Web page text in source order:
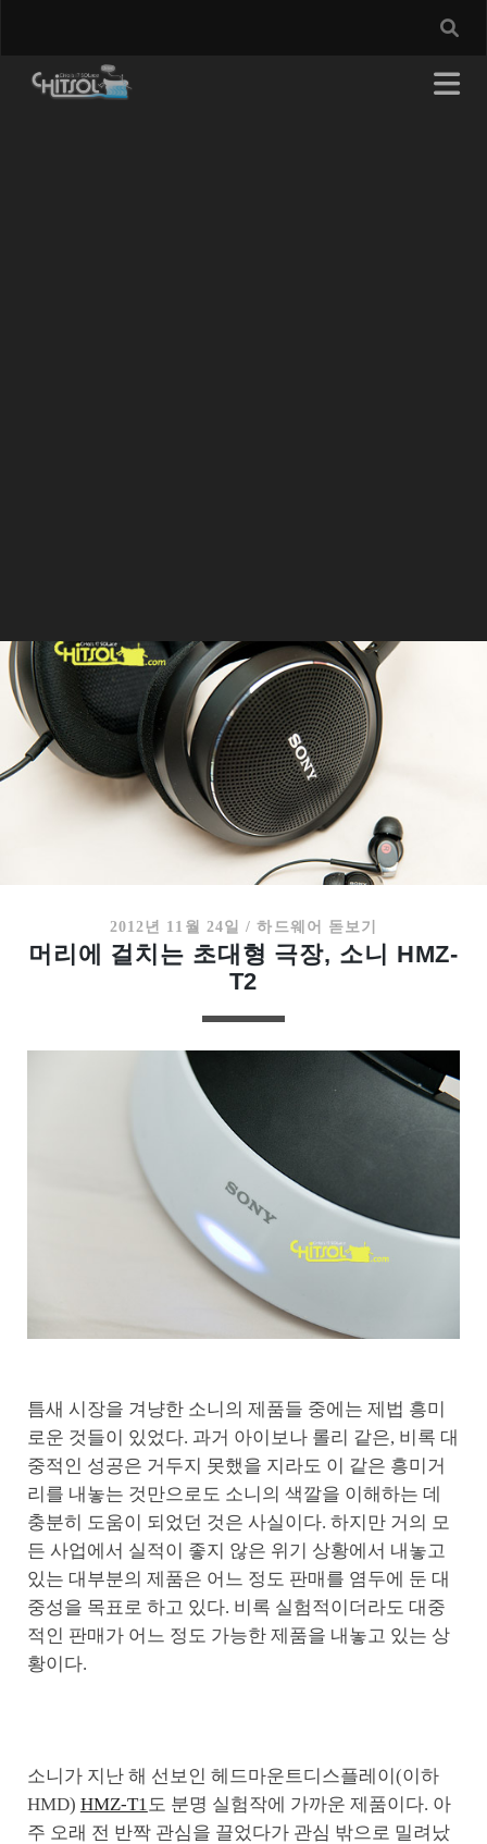
2012년 11월 24일 /하드웨어 돋보기
머리에 걸치는 초대형 극장, 소니 HMZ-
T2
틈새 시장을 겨냥한 소니의 제품들 중에는 제법 흥미
로운 것들이 있었다. 과거 아이보나 롤리 같은, 비록 대
중적인 성공은 거두지 못했을 지라도 이 같은 흥미거
리를 내놓는 것만으로도 소니의 색깔을 이해하는 데
충분히 도움이 되었던 것은 사실이다. 하지만 거의 모
든 사업에서 실적이 좋지 않은 위기 상황에서 내놓고
있는 대부분의 제품은 어느 정도 판매를 염두에 둔 대
중성을 목표로 하고 있다. 비록 실험적이더라도 대중
적인 판매가 어느 정도 가능한 제품을 내놓고 있는 상
황이다.
소니가 지난 해 선보인 헤드마운트디스플레이(이하
HMD) HMZ-T1도 분명 실험작에 가까운 제품이다. 아
주 오래 전 반짝 관심을 끌었다가 관심 밖으로 밀려났